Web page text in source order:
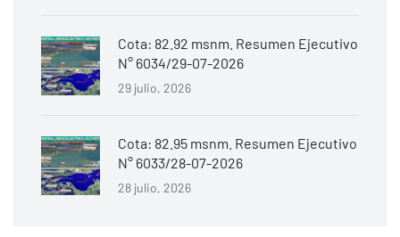
Cota: 82.92 msnm. Resumen Ejecutivo
N° 6034/29-07-2026
29 julio, 2026
Cota: 82.95 msnm. Resumen Ejecutivo
N° 6033/28-07-2026
28 julio, 2026